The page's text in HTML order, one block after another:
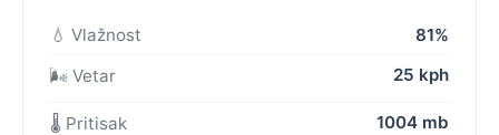
💧 Vlažnost
81%
🌬️ Vetar
25 kph
🌡️ Pritisak 1004 mb